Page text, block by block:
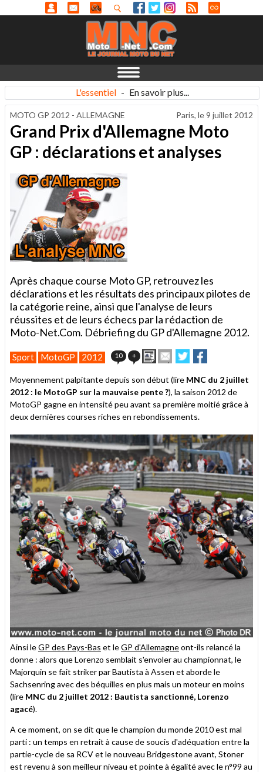
L'essentiel - En savoir plus...
MOTO GP 2012 - ALLEMAGNE Paris, le9 juillet 2012
Grand Prix d'Allemagne Moto
GP : déclarations et analyses
Après chaque course Moto GP, retrouvez les
déclarations et les résultats des principaux pilotes de
la catégorie reine, ainsi que l'analyse de leurs
réussites et de leurs échecs par la rédaction de
Moto-Net.Com. Débriefing du GP d'Allemagne 2012.
Sport MotoGP 2012 10 + ImprimerEnvoyer
cet
article
à
un
ami
Partager
sur
sur
Moyennement palpitante depuis son début (lire MNC du 2 juillet
2012 : le MotoGP sur la mauvaise pente ?), la saison 2012 de
MotoGP gagne en intensité peu avant sa première moitié grâce à
deux dernières courses riches en rebondissements.
Ainsi leGP des Pays-Bas et leGP d'Allemagneont-ils relancé la
donne : alors que Lorenzo semblait s'envoler au championnat, le
Majorquin se fait striker par Bautista à Assen et aborde le
Sachsenring avec des béquilles en plus mais un moteur en moins
(lire MNC du 2 juillet 2012 : Bautista sanctionné, Lorenzo
agacé).
A ce moment, on se dit que le champion du monde 2010 est mal
parti : un temps en retrait à cause de soucis d'adéquation entre la
partie-cycle de sa RCV et le nouveau Bridgestone avant, Stoner
est revenu à son meilleur niveau et pointe à égalité avec le n°99 au